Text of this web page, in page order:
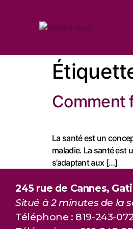
Comment
La santé est un
maladie. La santé est
s’adaptant aux […]
245 rue de Cannes,
Situé à 2 minutes de la
Téléphone : 819-243-